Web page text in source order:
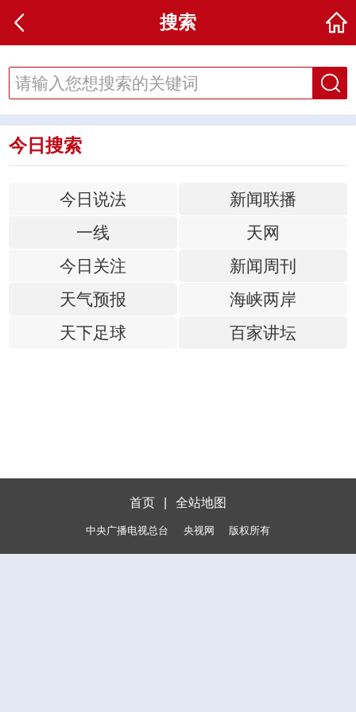
搜索
今日搜索
今日说法
新闻联播
一线
天网
今日关注
新闻周刊
天气预报
海峡两岸
天下足球
百家讲坛
首页 全站地图
中央广播电视总台 央视网 版权所有